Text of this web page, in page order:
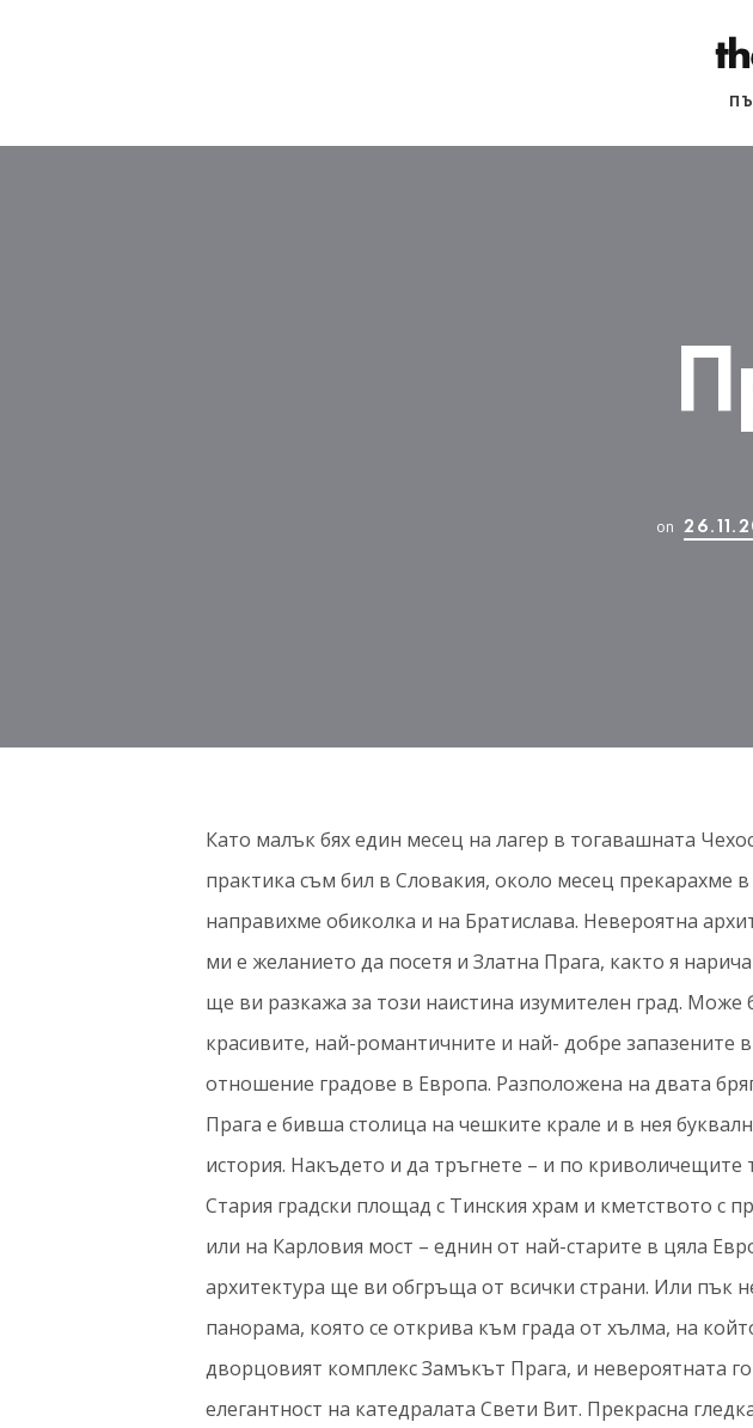
on
Като малък бях един месец на лагер в тогавашната
практика съм бил в Словакия, около месец прекарахме
направихме обиколка и на Братислава. Невероятна
ми е желанието да посетя и Златна Прага, както я
ще ви разкажа за този наистина изумителен град. Може
красивите, най-романтичните и най- добре запазените
отношение градове в Европа. Разположена на двата
Прага е бивша столица на чешките крале и в нея
история. Накъдето и да тръгнете – и по криволичещите
Стария градски площад с Тинския храм и кметството с
или на Карловия мост – еднин от най-старите в цяла
архитектура ще ви обгръща от всички страни. Или пък
панорама, която се открива към града от хълма, на
дворцовият комплекс Замъкът Прага, и невероятната
елегантност на катедралата Свети Вит. Прекрасна